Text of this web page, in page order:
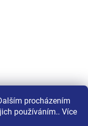
procházením
používáním.. Více